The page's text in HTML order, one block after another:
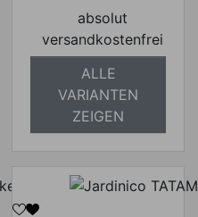
absolut
versandkostenfrei
ALLE
VARIANTEN
ZEIGEN